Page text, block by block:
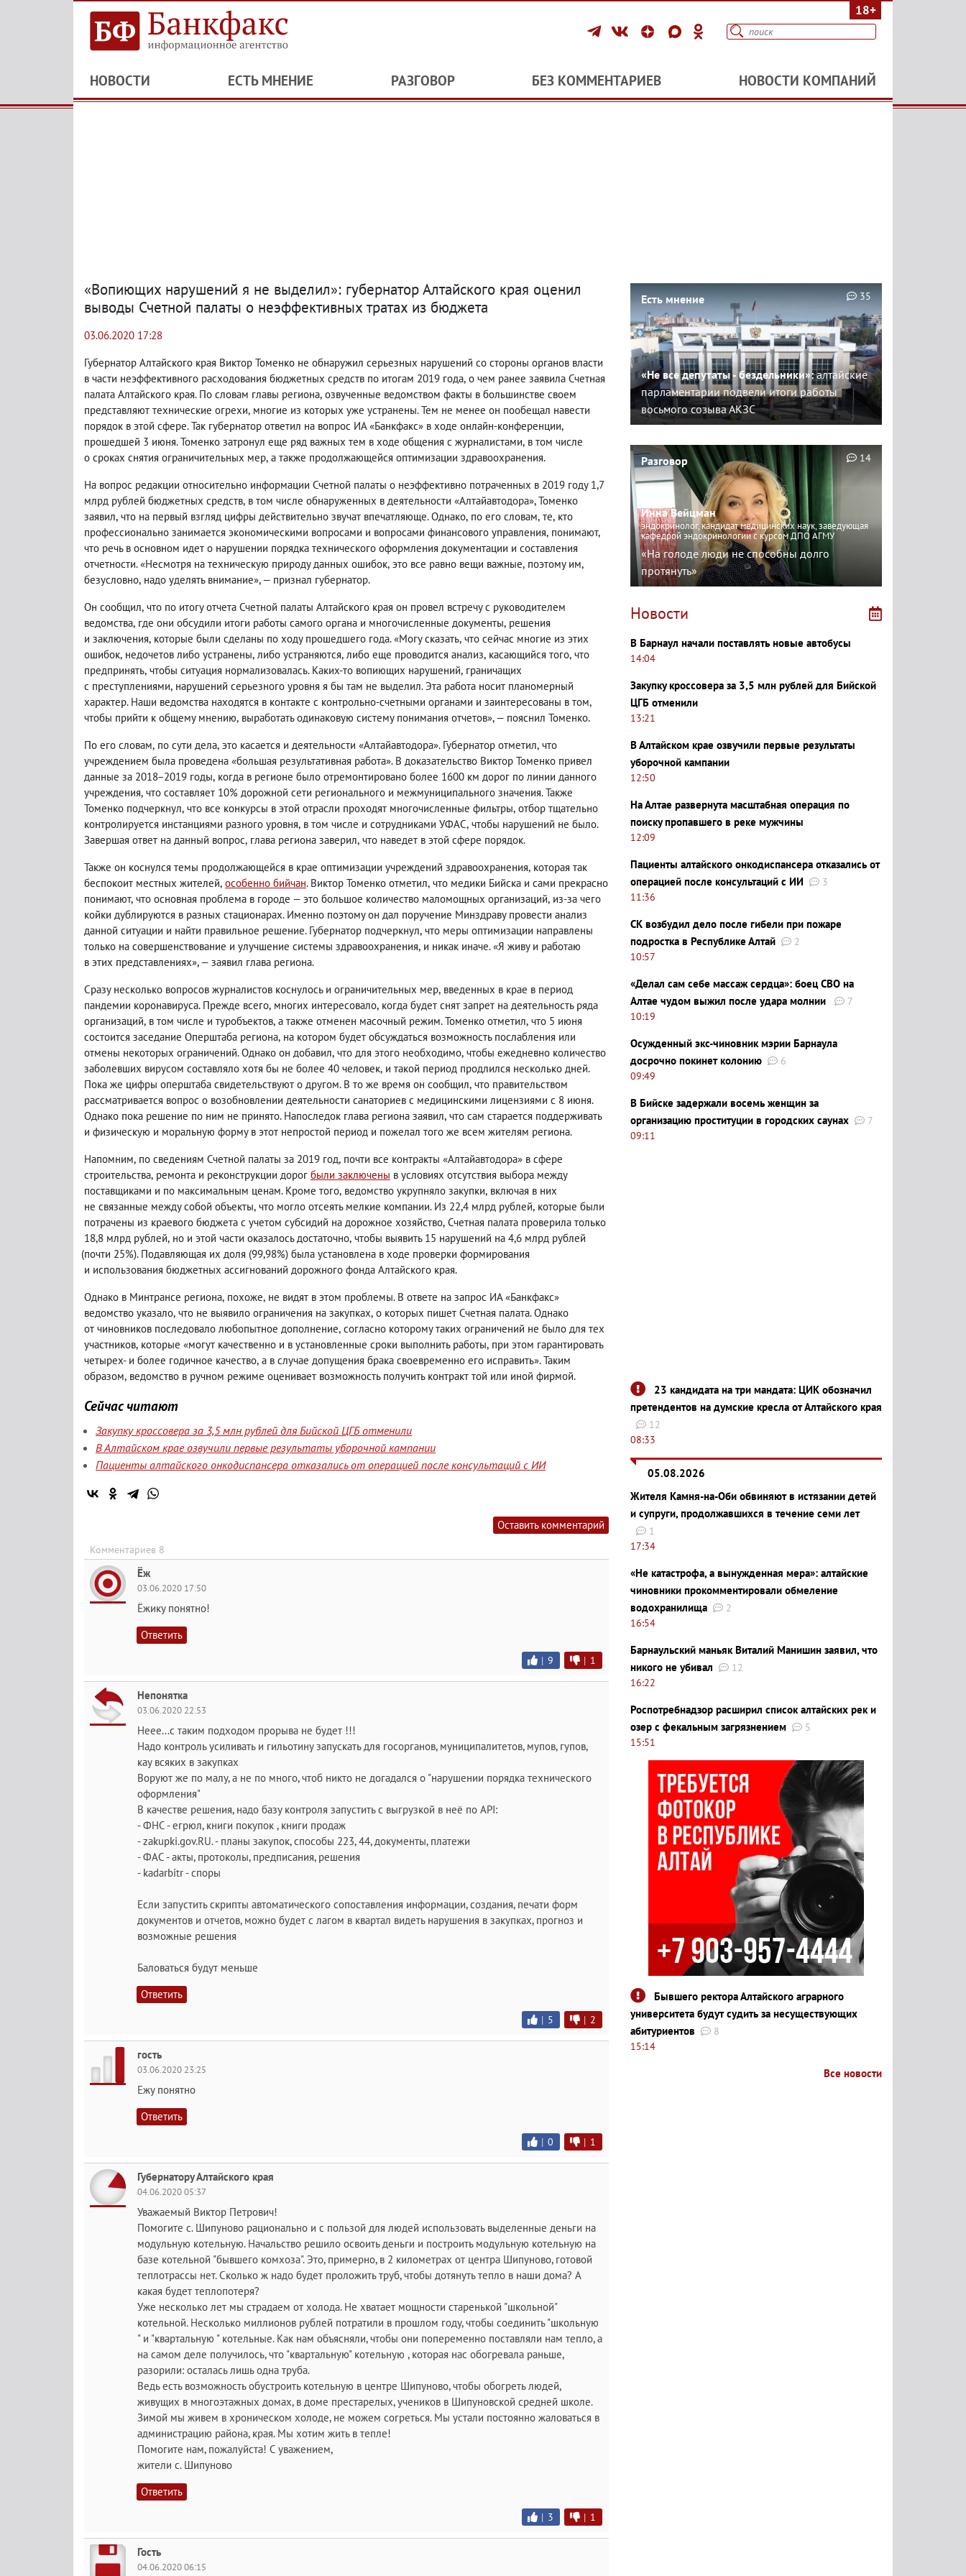
18+
НОВОСТИ ЕСТЬ МНЕНИЕ РАЗГОВОР БЕЗ КОММЕНТАРИЕВ НОВОСТИ КОМПАНИЙ
«Вопиющих нарушений я не выделил»: губернатор Алтайского края оценил
выводы Счетной палаты о неэффективных тратах из бюджета
03.06.2020 17:28
Губернатор Алтайского края Виктор Томенко не обнаружил серьезных нарушений со стороны органов власти
в части неэффективного расходования бюджетных средств по итогам 2019 года, о чем ранее заявила Счетная
палата Алтайского края. По словам главы региона, озвученные ведомством факты в большинстве своем
представляют технические огрехи, многие из которых уже устранены. Тем не менее он пообещал навести
порядок в этой сфере. Так губернатор ответил на вопрос ИА «Банкфакс» в ходе онлайн-конференции,
прошедшей 3 июня. Томенко затронул еще ряд важных тем в ходе общения с журналистами, в том числе
о сроках снятия ограничительных мер, а также продолжающейся оптимизации здравоохранения.
На вопрос редакции относительно информации Счетной палаты о неэффективно потраченных в 2019 году 1,7
млрд рублей бюджетных средств, в том числе обнаруженных в деятельности «Алтайавтодора», Томенко
заявил, что на первый взгляд цифры действительно звучат впечатляюще. Однако, по его словам, те, кто
профессионально занимается экономическими вопросами и вопросами финансового управления, понимают,
что речь в основном идет о нарушении порядка технического оформления документации и составления
отчетности. «Несмотря на техническую природу данных ошибок, это все равно вещи важные, поэтому им,
безусловно, надо уделять внимание», — признал губернатор.
Он сообщил, что по итогу отчета Счетной палаты Алтайского края он провел встречу с руководителем
ведомства, где они обсудили итоги работы самого органа и многочисленные документы, решения
и заключения, которые были сделаны по ходу прошедшего года. «Могу сказать, что сейчас многие из этих
ошибок, недочетов либо устранены, либо устраняются, либо еще проводится анализ, касающийся того, что
предпринять, чтобы ситуация нормализовалась. Каких-то вопиющих нарушений, граничащих
с преступлениями, нарушений серьезного уровня я бы там не выделил. Эта работа носит планомерный
характер. Наши ведомства находятся в контакте с контрольно-счетными органами и заинтересованы в том,
чтобы прийти к общему мнению, выработать одинаковую систему понимания отчетов», — пояснил Томенко.
По его словам, по сути дела, это касается и деятельности «Алтайавтодора». Губернатор отметил, что
учреждением была проведена «большая результативная работа». В доказательство Виктор Томенко привел
данные за 2018−2019 годы, когда в регионе было отремонтировано более 1600 км дорог по линии данного
учреждения, что составляет 10% дорожной сети регионального и межмуниципального значения. Также
Томенко подчеркнул, что все конкурсы в этой отрасли проходят многочисленные фильтры, отбор тщательно
контролируется инстанциями разного уровня, в том числе и сотрудниками УФАС, чтобы нарушений не было.
Завершая ответ на данный вопрос, глава региона заверил, что наведет в этой сфере порядок.
Также он коснулся темы продолжающейся в крае оптимизации учреждений здравоохранения, которая так
беспокоит местных жителей, особенно бийчан. Виктор Томенко отметил, что медики Бийска и сами прекрасно
понимают, что основная проблема в городе — это большое количество маломощных организаций, из-за чего
койки дублируются в разных стационарах. Именно поэтому он дал поручение Минздраву провести анализ
данной ситуации и найти правильное решение. Губернатор подчеркнул, что меры оптимизации направлены
только на совершенствование и улучшение системы здравоохранения, и никак иначе. «Я живу и работаю
в этих представлениях», — заявил глава региона.
Сразу несколько вопросов журналистов коснулось и ограничительных мер, введенных в крае в период
пандемии коронавируса. Прежде всего, многих интересовало, когда будет снят запрет на деятельность ряда
организаций, в том числе и туробъектов, а также отменен масочный режим. Томенко отметил, что 5 июня
состоится заседание Оперштаба региона, на котором будет обсуждаться возможность послабления или
отмены некоторых ограничений. Однако он добавил, что для этого необходимо, чтобы ежедневно количество
заболевших вирусом составляло хотя бы не более 40 человек, и такой период продлился несколько дней.
Пока же цифры оперштаба свидетельствуют о другом. В то же время он сообщил, что правительством
рассматривается вопрос о возобновлении деятельности санаториев с медицинскими лицензиями с 8 июня.
Однако пока решение по ним не принято. Напоследок глава региона заявил, что сам старается поддерживать
и физическую и моральную форму в этот непростой период и пожелал того же всем жителям региона.
Напомним, по сведениям Счетной палаты за 2019 год, почти все контракты «Алтайавтодора» в сфере
строительства, ремонта и реконструкции дорог были заключены в условиях отсутствия выбора между
поставщиками и по максимальным ценам. Кроме того, ведомство укрупняло закупки, включая в них
не связанные между собой объекты, что могло отсеять мелкие компании. Из 22,4 млрд рублей, которые были
потрачены из краевого бюджета с учетом субсидий на дорожное хозяйство, Счетная палата проверила только
18,8 млрд рублей, но и этой части оказалось достаточно, чтобы выявить 15 нарушений на 4,6 млрд рублей
(почти 25%). Подавляющая их доля (99,98%) была установлена в ходе проверки формирования
и использования бюджетных ассигнований дорожного фонда Алтайского края.
Однако в Минтрансе региона, похоже, не видят в этом проблемы. В ответе на запрос ИА «Банкфакс»
ведомство указало, что не выявило ограничения на закупках, о которых пишет Счетная палата. Однако
от чиновников последовало любопытное дополнение, согласно которому таких ограничений не было для тех
участников, которые «могут качественно и в установленные сроки выполнить работы, при этом гарантировать
четырех- и более годичное качество, а в случае допущения брака своевременно его исправить». Таким
образом, ведомство в ручном режиме оценивает возможность получить контракт той или иной фирмой.
Сейчас читают
Закупку кроссовера за 3,5 млн рублей для Бийской ЦГБ отменили
В Алтайском крае озвучили первые результаты уборочной кампании
Пациенты алтайского онкодиспансера отказались от операцией после консультаций с ИИ
Оставить комментарий
Комментариев 8
Ёж
03.06.2020 17:50
Ёжику понятно!
Ответить
| 9 | 1
Непонятка
03.06.2020 22:53
Неее...с таким подходом прорыва не будет !!!
Надо контроль усиливать и гильотину запускать для госорганов, муниципалитетов, мупов, гупов,
кау всяких в закупках
Воруют же по малу, а не по много, чтоб никто не догадался о "нарушении порядка технического
оформления"
В качестве решения, надо базу контроля запустить с выгрузкой в неё по API:
- ФНС - егрюл, книги покупок , книги продаж
- zakupki.gov.RU. - планы закупок, способы 223, 44, документы, платежи
- ФАС - акты, протоколы, предписания, решения
- kadarbitr - споры
Если запустить скрипты автоматического сопоставления информации, создания, печати форм
документов и отчетов, можно будет с лагом в квартал видеть нарушения в закупках, прогноз и
возможные решения
Баловаться будут меньше
Ответить
| 5 | 2
гость
03.06.2020 23:25
Ежу понятно
Ответить
| 0 | 1
Губернатору Алтайского края
04.06.2020 05:37
Уважаемый Виктор Петрович!
Помогите с. Шипуново рационально и с пользой для людей использовать выделенные деньги на
модульную котельную. Начальство решило освоить деньги и построить модульную котельную на
базе котельной "бывшего комхоза". Это, примерно, в 2 километрах от центра Шипуново, готовой
теплотрассы нет. Сколько ж надо будет проложить труб, чтобы дотянуть тепло в наши дома? А
какая будет теплопотеря?
Уже несколько лет мы страдаем от холода. Не хватает мощности старенькой "школьной"
котельной. Несколько миллионов рублей потратили в прошлом году, чтобы соединить "школьную
" и "квартальную " котельные. Как нам объясняли, чтобы они попеременно поставляли нам тепло, а
на самом деле получилось, что "квартальную" котельную , которая нас обогревала раньше,
разорили: осталась лишь одна труба.
Ведь есть возможность обустроить котельную в центре Шипуново, чтобы обогреть людей,
живущих в многоэтажных домах, в доме престарелых, учеников в Шипуновской средней школе.
Зимой мы живем в хроническом холоде, не можем согреться. Мы устали постоянно жаловаться в
администрацию района, края. Мы хотим жить в тепле!
Помогите нам, пожалуйста! С уважением,
жители с. Шипуново
Ответить
| 3 | 1
Гость
04.06.2020 06:15
Есть мнение
«Не все депутаты - бездельники»:алтайские
парламентарии подвели итоги работы
восьмого созыва АКЗС
35
Разговор
Инна Вейцман
эндокринолог, кандидат медицинских наук, заведующая
кафедрой эндокринологии с курсом ДПО АГМУ
«На голоде люди не способны долго
протянуть»
14
Новости
В Барнаул начали поставлять новые автобусы
14:04
Закупку кроссовера за 3,5 млн рублей для Бийской
ЦГБ отменили
13:21
В Алтайском крае озвучили первые результаты
уборочной кампании
12:50
На Алтае развернута масштабная операция по
поиску пропавшего в реке мужчины
12:09
Пациенты алтайского онкодиспансера отказались от
операцией после консультаций с ИИ
3
11:36
СК возбудил дело после гибели при пожаре
подростка в Республике Алтай
2
10:57
«Делал сам себе массаж сердца»: боец СВО на
Алтае чудом выжил после удара молнии
7
10:19
Осужденный экс-чиновник мэрии Барнаула
досрочно покинет колонию
6
09:49
В Бийске задержали восемь женщин за
организацию проституции в городских саунах
7
09:11
23 кандидата на три мандата: ЦИК обозначил
претендентов на думские кресла от Алтайского края
12
08:33
05.08.2026
Жителя Камня-на-Оби обвиняют в истязании детей
и супруги, продолжавшихся в течение семи лет
1
17:34
«Не катастрофа, а вынужденная мера»: алтайские
чиновники прокомментировали обмеление
водохранилища
2
16:54
Барнаульский маньяк Виталий Манишин заявил, что
никого не убивал
12
16:22
Роспотребнадзор расширил список алтайских рек и
озер с фекальным загрязнением
5
15:51
Бывшего ректора Алтайского аграрного
университета будут судить за несуществующих
абитуриентов
8
15:14
Все новости